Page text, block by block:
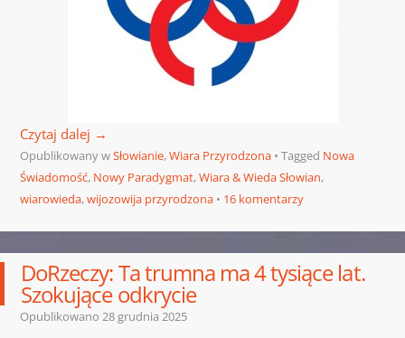
Czytaj dalej →
Opublikowany wSłowianie,Wiara Przyrodzona Tagged Nowa
Świadomość, Nowy Paradygmat,Wiara & Wieda Słowian,
wiarowieda,wijozowija przyrodzona 16 komentarzy
DoRzeczy: Ta trumna ma 4 tysiące lat.
Szokujące odkrycie
Opublikowano 28 grudnia 2025